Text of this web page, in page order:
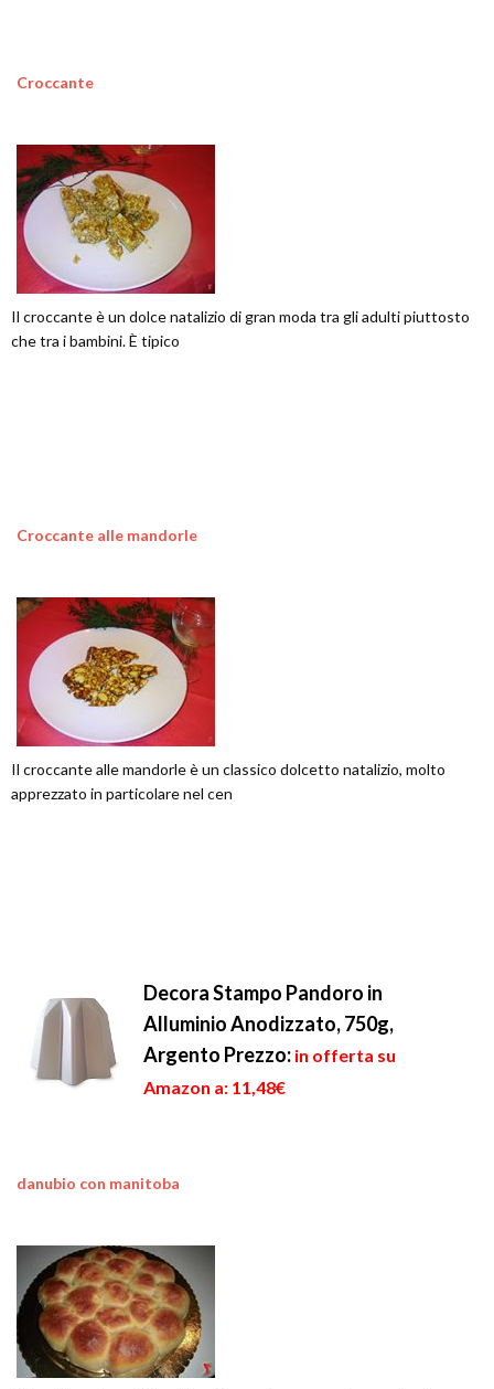
Croccante
Il croccante è un dolce natalizio di gran moda tra gli adulti piuttosto
che tra i bambini. È tipico
Croccante alle mandorle
Il croccante alle mandorle è un classico dolcetto natalizio, molto
apprezzato in particolare nel cen
Decora Stampo Pandoro in
Alluminio Anodizzato, 750g,
Argento Prezzo: in offerta su
Amazon a: 11,48€
danubio con manitoba